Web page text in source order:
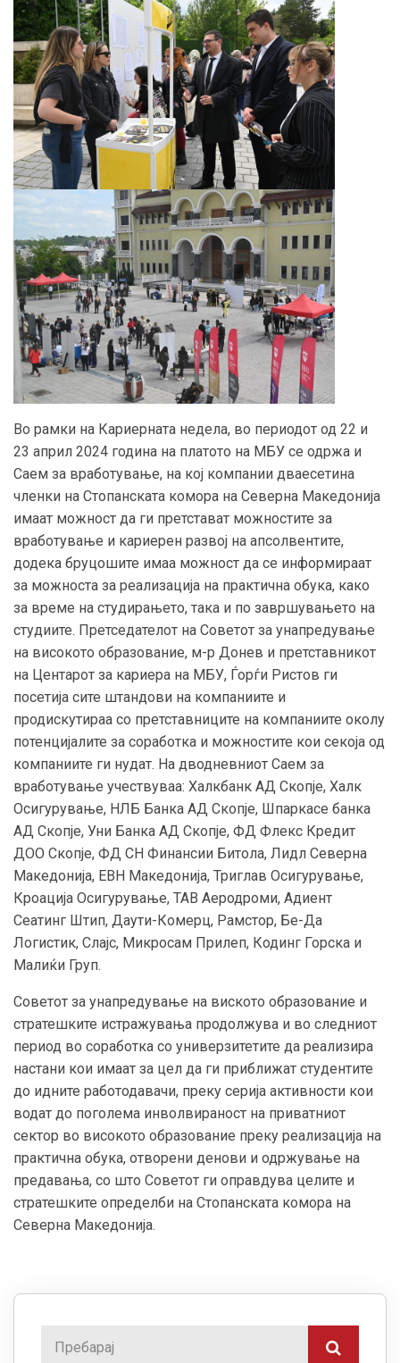
Во рамки на Кариерната недела, во периодот од 22 и
23 април 2024 година на платото на МБУ се одржа и
Саем за вработување, на кој компании дваесетина
членки на Стопанската комора на Северна Македонија
имаат можност да ги претстават можностите за
вработување и кариерен развој на апсолвентите,
додека бруцошите имаа можност да се информираат
за можноста за реализација на практична обука, како
за време на студирањето, така и по завршувањето на
студиите. Претседателот на Советот за унапредување
на високото образование, м-р Донев и претставникот
на Центарот за кариера на МБУ, Ѓорѓи Ристов ги
посетија сите штандови на компаниите и
продискутираа со претставниците на компаниите околу
потенцијалите за соработка и можностите кои секоја од
компаниите ги нудат. На дводневниот Саем за
вработување учествуваа: Халкбанк АД Скопје, Халк
Осигурување, НЛБ Банка АД Скопје, Шпаркасе банка
АД Скопје, Уни Банка АД Скопје, ФД Флекс Кредит
ДОО Скопје, ФД СН Финансии Битола, Лидл Северна
Македонија, ЕВН Македонија, Триглав Осигурување,
Кроација Осигурување, ТАВ Аеродроми, Адиент
Сеатинг Штип, Даути-Комерц, Рамстор, Бе-Да
Логистик, Слајс, Микросам Прилеп, Кодинг Горска и
Малиќи Груп.
Советот за унапредување на виското образование и
стратешките истражувања продолжува и во следниот
период во соработка со универзитетите да реализира
настани кои имаат за цел да ги приближат студентите
до идните работодавачи, преку серија активности кои
водат до поголема инволвираност на приватниот
сектор во високото образование преку реализација на
практична обука, отворени денови и одржување на
предавања, со што Советот ги оправдува целите и
стратешките определби на Стопанската комора на
Северна Македонија.